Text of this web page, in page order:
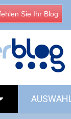
Sie Ihr Blog